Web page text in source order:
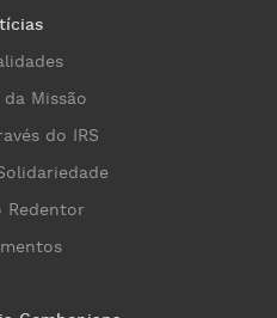
Missão
do IRS
Redentor